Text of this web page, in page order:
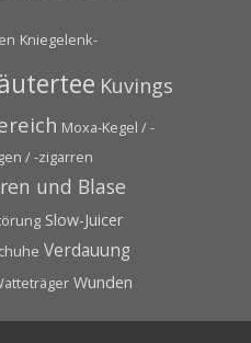
Kniegelenk-
Kuvings
Moxa-Kegel / -
/ -zigarren
und Blase
Slow-Juicer
Verdauung
Wunden